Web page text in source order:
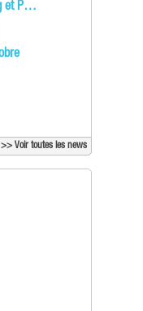
et P…
>> Voir toutes les news